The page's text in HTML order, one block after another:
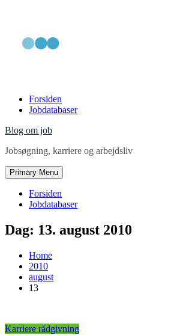
Skip
Forsiden
Jobdatabaser
Blog om job
Jobsøgning, karriere og arbejdsliv
Primary Menu
Forsiden
Jobdatabaser
Dag: 13. august 2010
Home
2010
august
13
Karriere rådgivning